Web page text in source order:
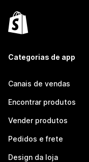
Categorias de app
Canais de vendas
Encontrar produtos
Vender produtos
Pedidos e frete
Design da loja